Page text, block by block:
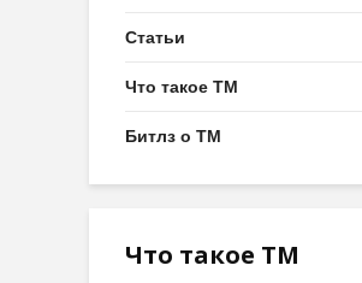
Статьи
Что такое ТМ
Битлз о ТМ
Что такое ТМ